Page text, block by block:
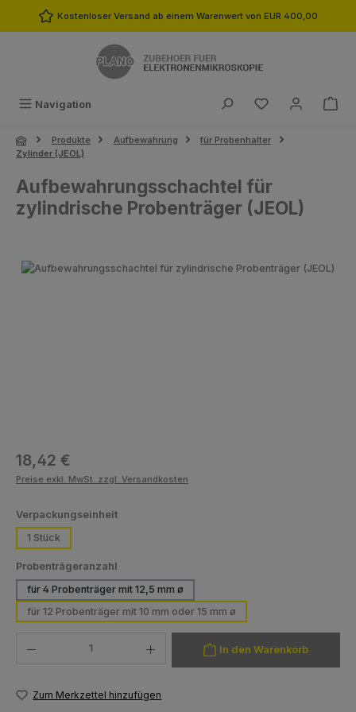
Zum Hauptinhalt springen
Kostenloser Versand ab einem Warenwert von EUR 400,00
Navigation Du hast 0
Produkte Aufbewahrung
für Probenhalter
Zylinder (JEOL)
Aufbewahrungsschachtel für
zylindrische Probenträger (JEOL)
Bildergalerie überspringen
Regulärer Preis:
18,42 €
Preise exkl. MwSt. zzgl. Versandkosten
Verpackungseinheitauswählen
1 Stück
Probenträgeranzahl
für 4 Probenträger mit 12,5 mm ø
für 12 Probenträger mit 10 mm oder 15 mm ø
In den Warenkorb
Zum Merkzettel hinzufügen